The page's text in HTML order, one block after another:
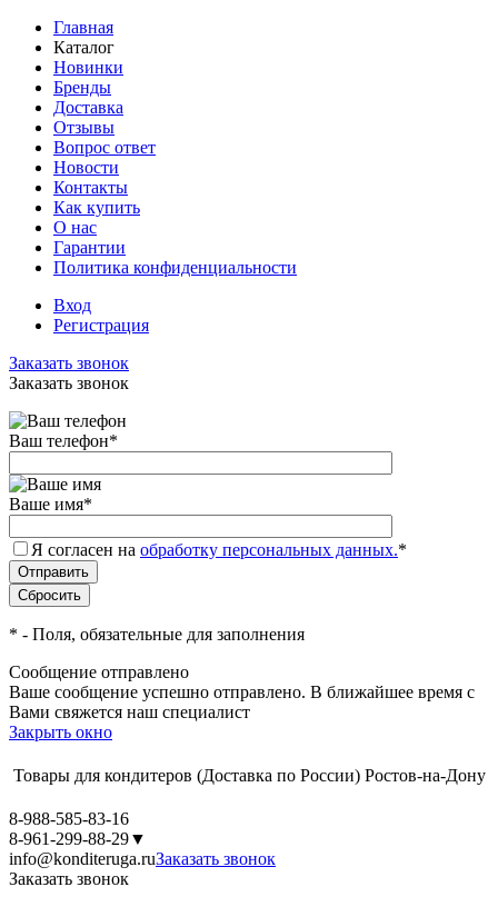
Главная
Каталог
Новинки
Бренды
Доставка
Отзывы
Вопрос ответ
Новости
Контакты
Как купить
О нас
Гарантии
Политика конфиденциальности
Вход
Регистрация
Заказать звонок
Заказать звонок
Ваш телефон*
Ваше имя*
Я согласен на обработку персональных данных.*
* - Поля, обязательные для заполнения
Сообщение отправлено
Ваше сообщение успешно отправлено. В ближайшее время с
Вами свяжется наш специалист
Закрыть окно
Товары для кондитеров (Доставка по России) Ростов-на-Дону
8-988-585-83-16
8-961-299-88-29▼
info@konditeruga.ruЗаказать звонок
Заказать звонок